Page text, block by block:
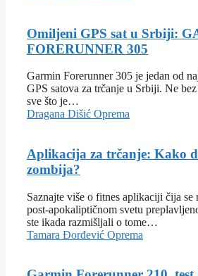
Omiljeni GPS sat u Srbiji:
FORERUNNER 305
Garmin Forerunner 305 je jedan od
GPS satova za trčanje u Srbiji. Ne
sve što je…
Dragana Dišić Oprema
Aplikacija za trčanje: Kako
zombija?
Saznajte više o fitnes aplikaciji čija se
post-apokaliptičnom svetu
ste ikada razmišljali o tome…
Tamara Đorđević Oprema